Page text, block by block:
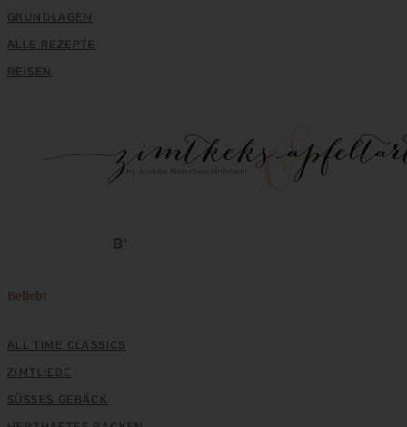
GRUNDLAGEN
ALLE REZEPTE
REISEN
Beliebt
ALL TIME CLASSICS
ZIMTLIEBE
SÜSSES GEBÄCK